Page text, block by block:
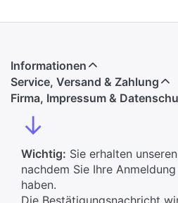
Informationen
Service, Versand & Zahlung
Firma, Impressum &
↓
Wichtig: Sie erhalten
nachdem Sie Ihre
haben.
Die Bestätigungsnachricht